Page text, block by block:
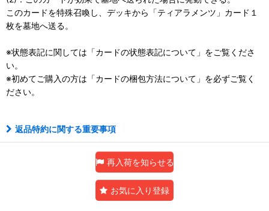
このカードを特殊召喚し、デッキから「ティアラメンツ」カード１
枚を墓地へ送る。
※状態表記に関しては「カードの状態表記について」をご覧くださ
い。
※初めてご購入の方は「カードの梱包方法について」を必ずご覧く
ださい。
返品特約に関する重要事項
再入荷を知らせる
お気に入り登録